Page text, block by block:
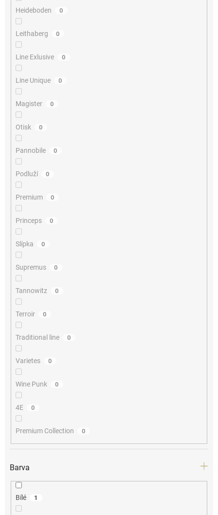
Heideboden 0
Leithaberg 0
Line Exlusive 0
Line Unique 0
Magister 0
Otisk 0
Pannobile 0
Podluží 0
Premium 0
Princeps 0
Slípka 0
Supremus 0
Tannowitz 0
Terroir 0
Traditional line 0
Varietes 0
Wine Punk 0
4E 0
Premium Collection 0
Barva
Bílé 1